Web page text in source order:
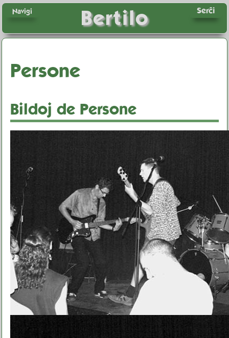
Bertilo Serĉi
Navigi
Persone
Bildoj de Persone